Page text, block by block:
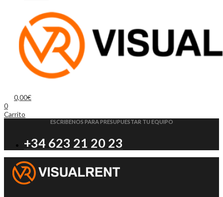
0,00€
0
Carrito
ESCRIBENOS PARA PRESUPUESTAR TU EQUIPO
+34 623 21 20 23